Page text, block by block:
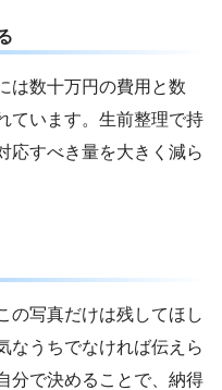
は数十万円の費用と数
ています。生前整理で持
応すべき量を大きく減ら
の写真だけは残してほし
なうちでなければ伝えら
分で決めることで、納得